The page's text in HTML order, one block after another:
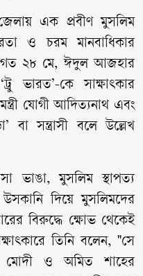
এক প্রবীণ মুসলিম
ও চরম মানবাধিকার
গত ২৮ মে, ঈদুল আজহার
ভারত’-কে সাক্ষাৎকার
যোগী আদিত্যনাথ এবং
বা সন্ত্রাসী বলে উল্লেখ
ভাঙা, মুসলিম স্থাপত্য
উসকানি দিয়ে মুসলিমদের
বিরুদ্ধে ক্ষোভ থেকেই
তিনি বলেন, "সে
মোদী ও অমিত শাহের